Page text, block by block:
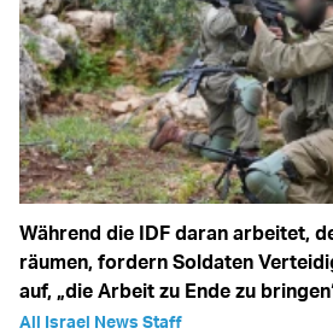
Während die IDF daran arbeitet,
räumen, fordern Soldaten
auf, „die Arbeit zu Ende zu
All Israel News Staff